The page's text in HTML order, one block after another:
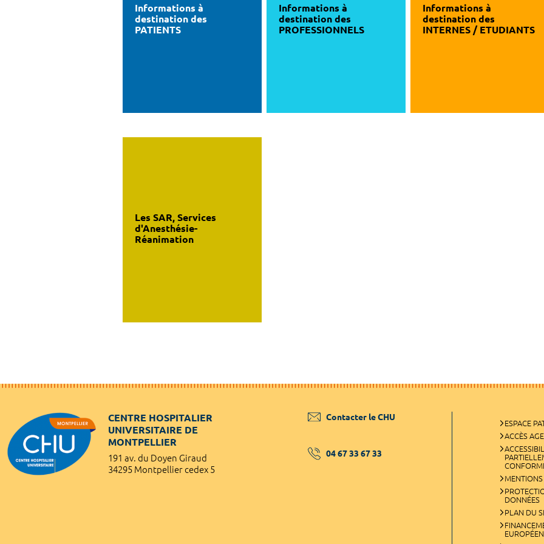
Informations à
destination des
PATIENTS
Informations à
destination des
PROFESSIONNELS
Informations à
destination des
INTERNES / ETUDIANTS
Les SAR, Services
d'Anesthésie-
Réanimation
CENTRE HOSPITALIER
UNIVERSITAIRE DE
MONTPELLIER
191 av. du Doyen Giraud
34295 Montpellier cedex 5
Contacter le CHU
04 67 33 67 33
ESPACE
ACCÈS
DONNÉES
PLAN DU